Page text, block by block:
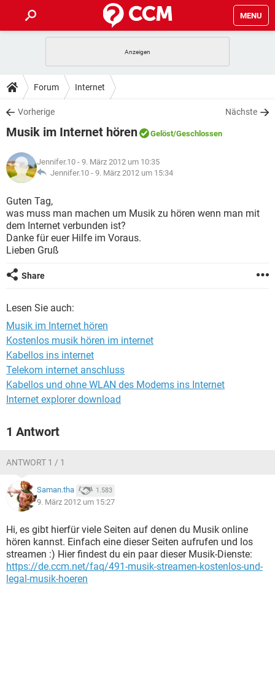
MENU
ANDROID
WINDOWS 10
WHATSAPP TIKTOK
FACEBOOK
TIPPS & TRICKS
SPIELE
WHATSAPP TIKTOK
FACEBOOK
DOWNLOADS
SPIELE STREAMING
ANDROID
WINDOWS 10 INSTAGRAM
WHATSAPP
FACEBOOK HARDWARE
SPIELE STREAMING
ANDROID
WINDOWS 10
WHATSAPP
FACEBOOK
LEXIKON
SPIELE
ANDROID IOS
WINDOWS 10
FACEBOOK
Forum Internet
Vorherige Nächste
Musik im Internet hören Gelöst/Geschlossen
Jennifer.10 - 9. März 2012 um 10:35
Jennifer.10 - 9. März 2012 um 15:34
Guten Tag,
was muss man machen um Musik zu hören wenn man mit
dem Internet verbunden ist?
Danke für euer Hilfe im Voraus.
Lieben Gruß
Share
Lesen Sie auch:
Musik im Internet hören
Kostenlos musik hören im internet
Kabellos ins internet
Telekom internet anschluss
Kabellos und ohne WLAN des Modems ins Internet
Internet explorer download
1 Antwort
ANTWORT 1 / 1
Saman.tha 1.583
9. März 2012 um 15:27
Hi, es gibt hierfür viele Seiten auf denen du Musik online
hören kannst. Einfach eine dieser Seiten aufrufen und los
streamen :) Hier findest du ein paar dieser Musik-Dienste:
https://de.ccm.net/faq/491-musik-streamen-kostenlos-und-
legal-musik-hoeren